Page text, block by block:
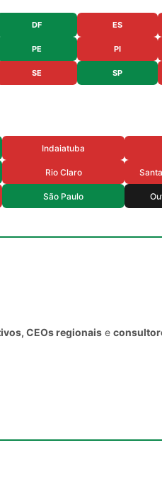
DF ES
PE PI
SE SP
Indaiatuba
Rio Claro
São Paulo
CEOs regionais e